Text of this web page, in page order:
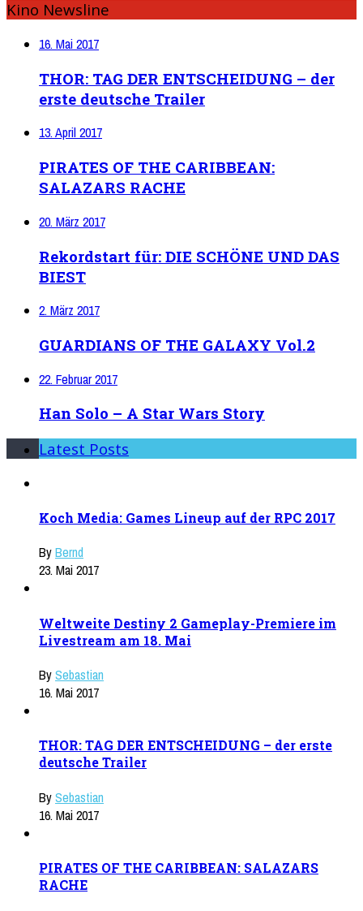
Kino Newsline
16. Mai 2017
THOR: TAG DER ENTSCHEIDUNG – der
erste deutsche Trailer
13. April 2017
PIRATES OF THE CARIBBEAN:
SALAZARS RACHE
20. März 2017
Rekordstart für: DIE SCHÖNE UND DAS
BIEST
2. März 2017
GUARDIANS OF THE GALAXY Vol.2
22. Februar 2017
Han Solo – A Star Wars Story
Latest Posts
Koch Media: Games Lineup auf der RPC 2017
ByBernd
23. Mai 2017
Weltweite Destiny 2 Gameplay-Premiere im
Livestream am 18. Mai
BySebastian
16. Mai 2017
THOR: TAG DER ENTSCHEIDUNG – der erste
deutsche Trailer
BySebastian
16. Mai 2017
PIRATES OF THE CARIBBEAN: SALAZARS
RACHE